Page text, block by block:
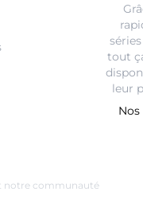
tout
leur
notre communauté